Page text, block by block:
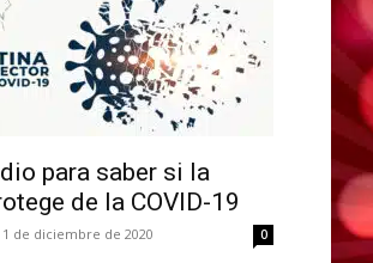
para saber si la
de la COVID-19
1 de diciembre de 2020 0